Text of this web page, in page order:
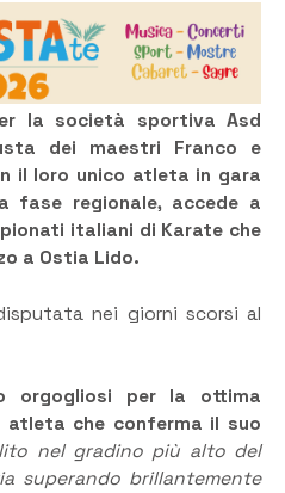
la società sportiva Asd
dei maestri Franco e
il loro unico atleta in gara
fase regionale, accede a
italiani di Karate che
a Ostia Lido.
nei giorni scorsi al
orgogliosi per la ottima
atleta che conferma il suo
nel gradino più alto del
superando brillantemente